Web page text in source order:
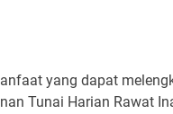
yang dapat
Tunai Harian Rawat